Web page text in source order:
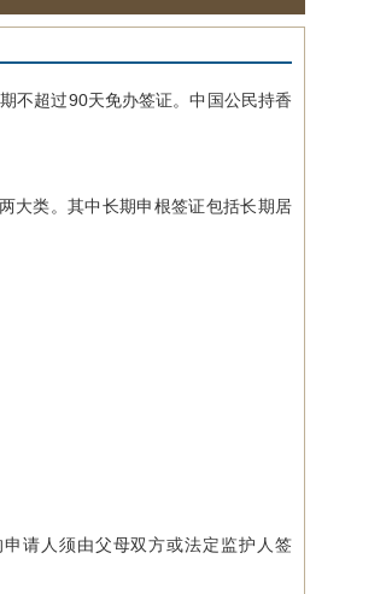
不超过90天免办签证。中国公民持香
类。其中长期申根签证包括长期居
请人须由父母双方或法定监护人签